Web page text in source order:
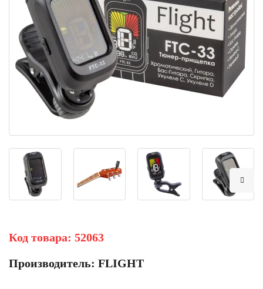
Код товара: 52063
Производитель: FLIGHT